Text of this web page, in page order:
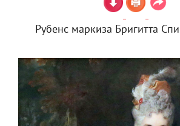
Рубенс маркиза Бригитта